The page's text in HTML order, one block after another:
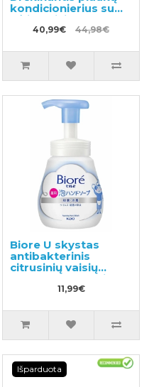
kondicionierius su
gėlių-vaisių kvapu
450ml + papildymas
40,99€ 44,98€
Biore U skystas
antibakterinis
citrusinių vaisių
kvapo rankų muilas
11,99€
Išparduota